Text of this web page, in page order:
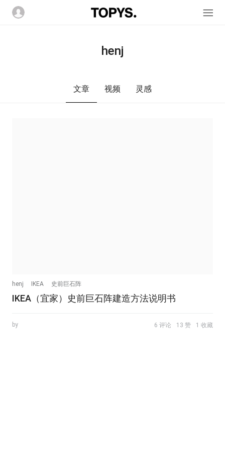
henj
文章 视频 灵感
henj IKEA 史前巨石阵
IKEA（宜家）史前巨石阵建造方法说明书
by 6 评论 13 赞 1 收藏